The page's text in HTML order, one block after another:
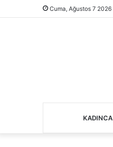
Cuma, Ağustos 7 2026
KADINCA